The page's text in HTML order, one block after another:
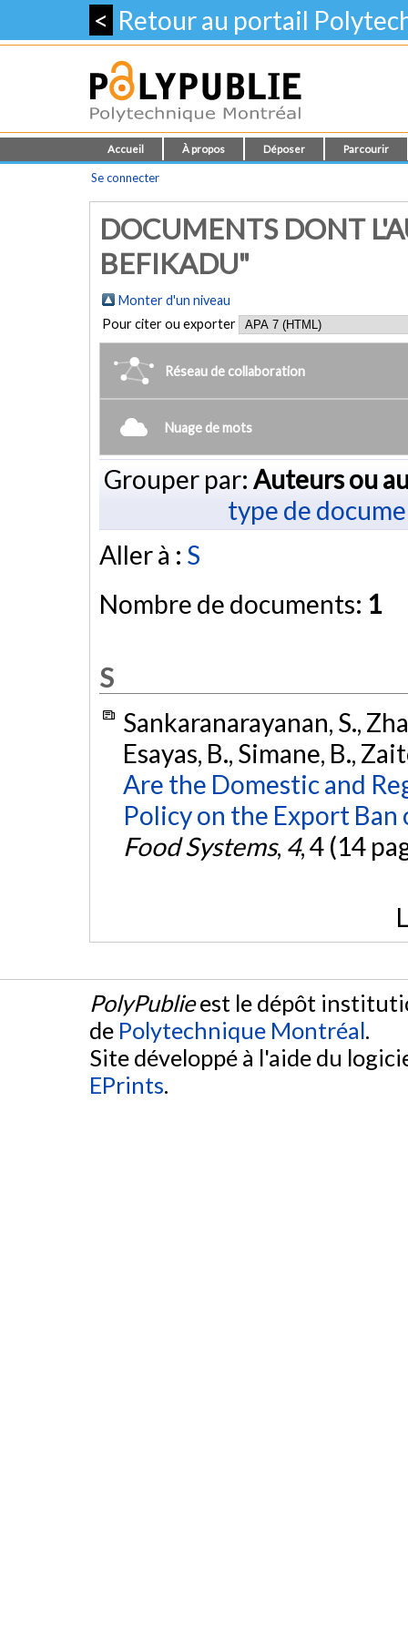
< Retour au portail
Accueil À propos Déposer Parcourir
Se connecter
DOCUMENTS DONT
BEFIKADU"
Monter d'un niveau
Pour citer ou exporter
Réseau de collaboration
Nuage de mots
Grouper par: Auteurs ou
type de
Aller à : S
Nombre de documents: 1
S
Sankaranarayanan, S.,
Esayas, B., Simane, B.,
Are the Domestic and
Policy on the Export Ban
Food Systems, 4, 4 (14
PolyPublieest le dépôt
de Polytechnique Montréal.
Site développé à l'aide du
EPrints.